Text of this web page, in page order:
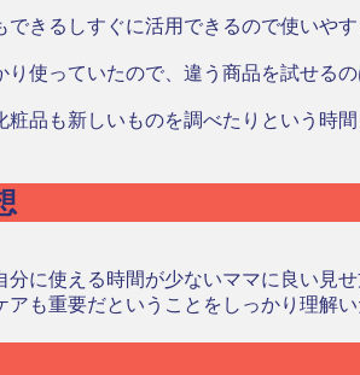
きるしすぐに活用できるので使いやす
使っていたので、違う商品を試せるの
品も新しいものを調べたりという時
に使える時間が少ないママに良い見
アも重要だということをしっかり理解